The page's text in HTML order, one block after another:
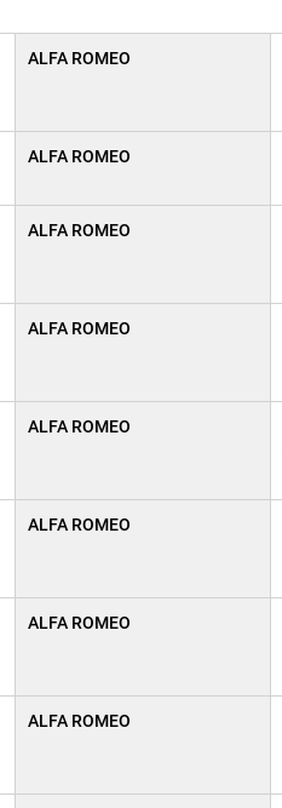
ALFA ROMEO
ALFA ROMEO
ALFA ROMEO
ALFA ROMEO
ALFA ROMEO
ALFA ROMEO
ALFA ROMEO
ALFA ROMEO